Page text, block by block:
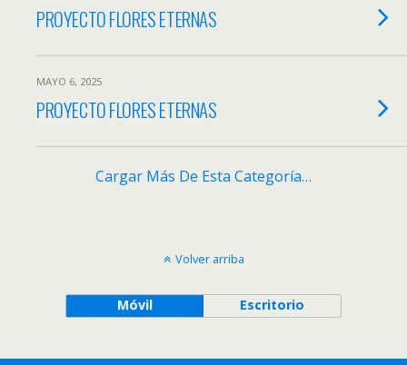
PROYECTO FLORES ETERNAS
MAYO 6, 2025
PROYECTO FLORES ETERNAS
Cargar Más De Esta Categoría…
Volver arriba
Móvil Escritorio